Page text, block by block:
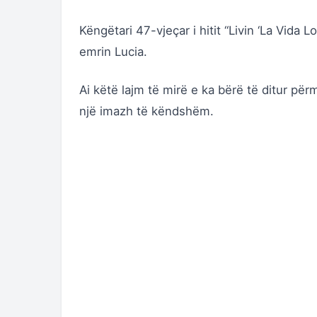
Këngëtari 47-vjeçar i hitit “Livin ‘La Vida
emrin Lucia.
Ai këtë lajm të mirë e ka bërë të ditur
një imazh të këndshëm.